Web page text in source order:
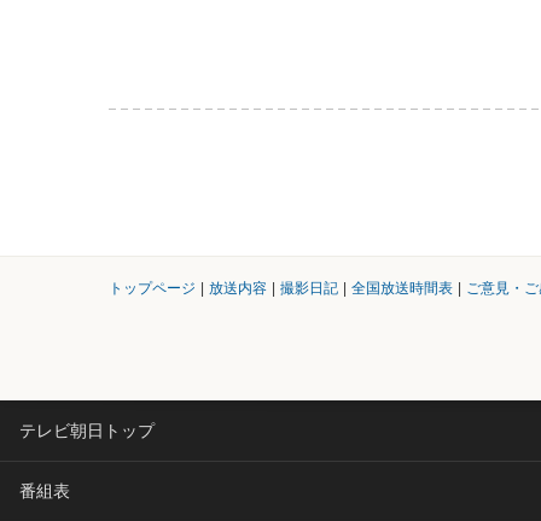
トップページ 放送内容 撮影日記 全国放送時間表 ご意見・
テレビ朝日トップ
番組表